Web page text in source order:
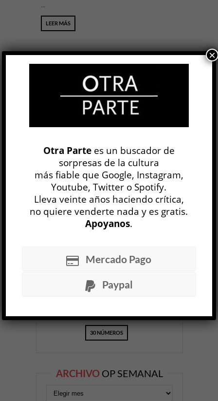
...
LEER MÁS
BUSCAR
NEWSLETTER
EDICIÓN IMPRESA
30 NÚMEROS
ARCHIVO OP SEMANAL
Otra Partees un buscador de
sorpresas de la cultura
más fiable que Google, Instagram,
Youtube, Twitter o Spotify.
Lleva veinte años haciendo crítica,
no quiere venderte nada y es gratis.
Apoyanos.
Mercado Pago
Paypal
×